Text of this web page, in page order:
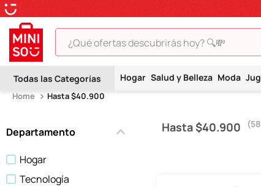
¿Qué ofertas descubrirás hoy? 🔍💸
Hogar Salud y Belleza Moda
Hasta $40.900
Departamento
Hogar
Tecnología
Hasta $40.900 58
TÉRMINOS MÁS BUSCADOS
snoopy